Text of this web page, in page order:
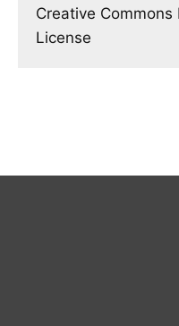
Creative Commons
License